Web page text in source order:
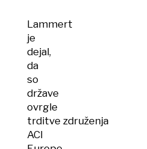
Lammert
je
dejal,
da
so
države
ovrgle
trditve združenja
ACI